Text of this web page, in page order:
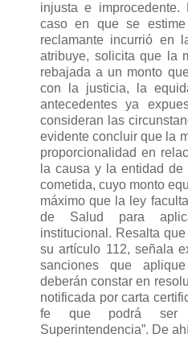
injusta e
caso en que se
reclamante incurrió en
atribuye, solicita que la
rebajada a un monto
con la justicia, la
antecedentes ya
consideran las
evidente concluir que la
proporcionalidad en
la causa y la entidad
cometida, cuyo monto
máximo que la ley
de Salud para
institucional. Resalta
su artículo 112, señala
sanciones que
deberán constar en
notificada por carta
fe que podrá ser
Superintendencia”. De